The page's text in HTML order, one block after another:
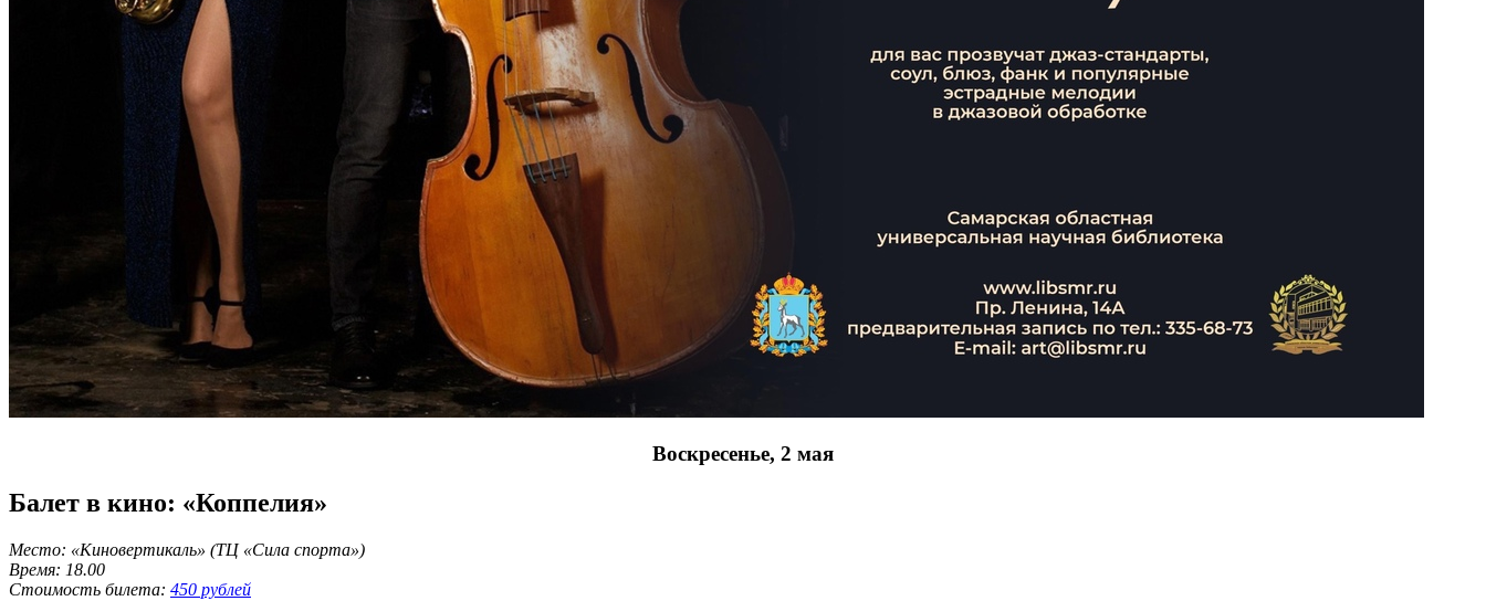
Воскресенье, 2 мая
Балет в кино: «Коппелия»
Место: «Киновертикаль» (ТЦ «Сила спорта»)
Время: 18.00
Стоимость билета: 450 рублей